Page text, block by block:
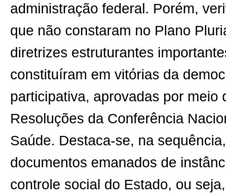
administração federal. Porém,
que não constaram no Plano
diretrizes estruturantes
constituíram em vitórias da
participativa, aprovadas por meio
Resoluções da Conferência
Saúde. Destaca-se, na sequência,
documentos emanados de
controle social do Estado, ou